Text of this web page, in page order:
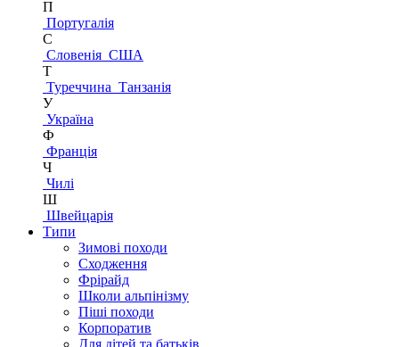
П
Португалія
С
Словенія США
Т
Туреччина Танзанія
У
Україна
Ф
Франція
Ч
Чилі
Ш
Швейцарія
Типи
Зимові походи
Сходження
Фрірайд
Школи альпінізму
Піші походи
Корпоратив
Для дітей та батьків